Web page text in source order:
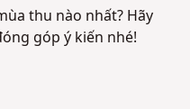
thu nào nhất? Hãy
góp ý kiến nhé!